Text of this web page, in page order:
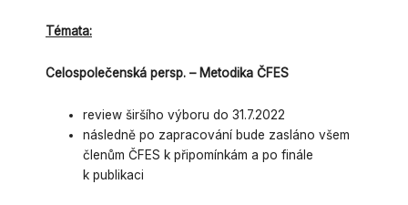
Témata:
Celospolečenská persp. – Metodika ČFES
review širšího výboru do 31.7.2022
následně po zapracování bude zasláno všem
členům ČFES k připomínkám a po finále
k publikaci